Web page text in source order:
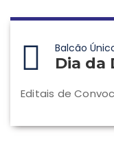
Balcão
Dia da
Editais de